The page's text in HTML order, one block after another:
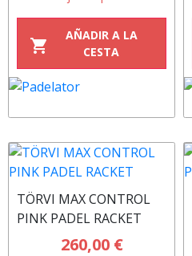
shopping_cart
AÑADIR A LA
CESTA
TÖRVI MAX CONTROL
PINK PADEL RACKET
260,00 €